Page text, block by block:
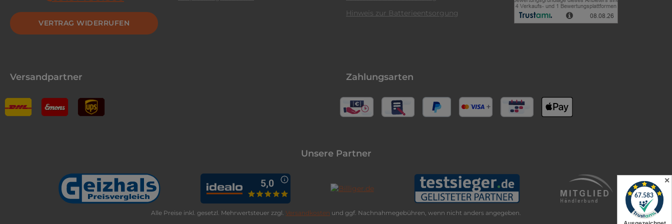
VERTRAG WIDERRUFEN
Hinweis zur Batterieentsorgung
Versandpartner Zahlungsarten
Unsere Partner
Alle Preise inkl. gesetzl. Mehrwertsteuer zzgl. Versandkosten und ggf. Nachnahmegebühren, wenn nicht anders angegeben.
✕